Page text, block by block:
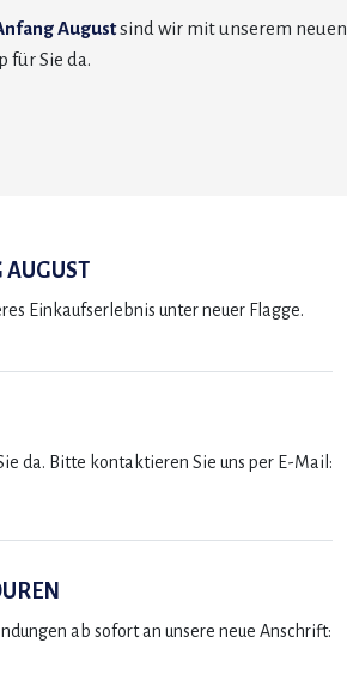
Augustsind wir mit unserem neuen
für Sie da.
AUGUST
Einkaufserlebnis unter neuer Flagge.
da. Bitte kontaktieren Sie uns per E-Mail:
ab sofort an unsere neue Anschrift: